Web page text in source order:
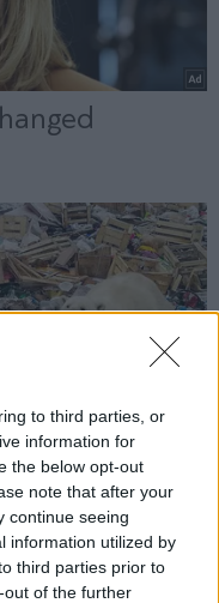
to third parties, or
information for
the below opt-out
note that after your
continue seeing
information utilized by
third parties prior to
of the further